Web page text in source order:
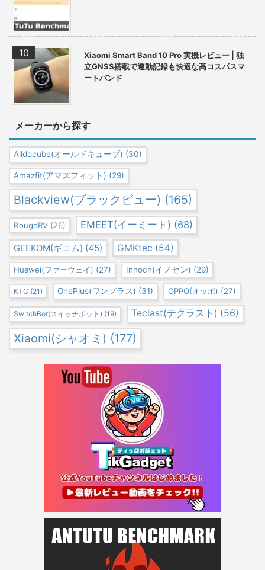
Xiaomi Smart Band 10 Pro 実機レビュー | 独
立GNSS搭載で運動記録も快適な高コスパスマ
ートバンド
メーカーから探す
Alldocube(オールドキューブ) (30)
Amazfit(アマズフィット) (29)
Blackview(ブラックビュー) (165)
BougeRV (26) EMEET(イーミート) (68)
GEEKOM(ギコム) (45) GMKtec (54)
Huawei(ファーウェイ) (27) Innocn(イノセン) (29)
KTC (21) OnePlus(ワンプラス) (31) OPPO(オッポ) (27)
SwitchBot(スイッチボット) (19) Teclast(テクラスト) (56)
Xiaomi(シャオミ) (177)